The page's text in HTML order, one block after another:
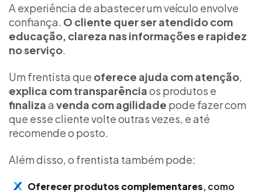
A experiência de abastecer um veículo envolve
confiança. O cliente quer ser atendido com
educação, clareza nas informações e rapidez
no serviço
Um frentista que oferece ajuda com atenção
explica com transparênciaos produtos e
finalizaa venda com agilidade pode fazer com
que esse cliente volte outras vezes, e até
recomende o posto.
Além disso, o frentista também pode:
Oferecer produtos complementares, como